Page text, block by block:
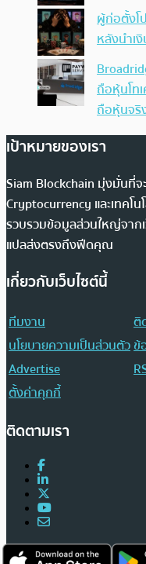
ผู้ก่อตั้งโ
หลังนำเ
ถือหุ้นโท
ถือหุ้นจริ
เป้าหมายของเรา
Siam Blockchain มุ่งมั่นที่จ
Cryptocurrency และเทคโ
รวบรวมข้อมูลส่วนใหญ่จากเ
แปลส่งตรงถึงฟีดคุณ
เกี่ยวกับเว็บไซต์นี้
ทีมงาน
ติ
นโยบายความเป็นส่วนตัวข้
Advertise
ตั้งค่าคุกกี้
ติดตามเรา